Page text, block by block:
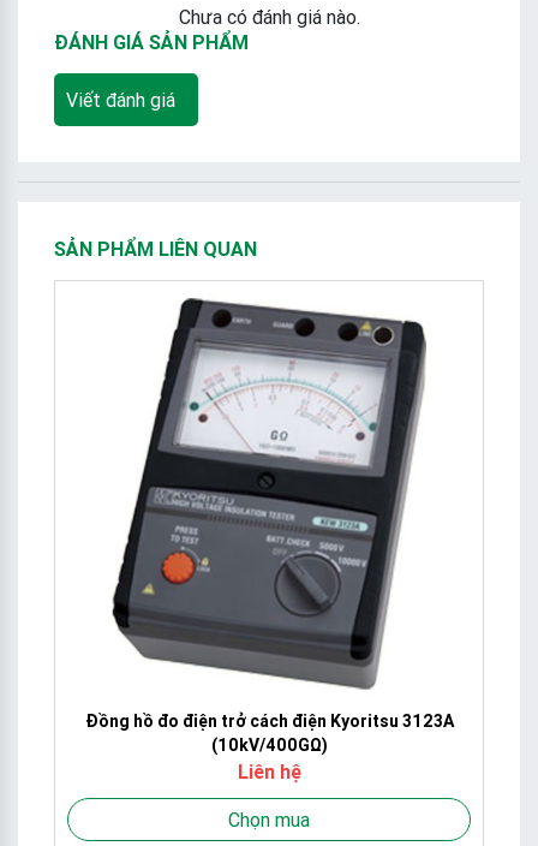
Chưa có đánh giá nào.
ĐÁNH GIÁ SẢN PHẨM
Viết đánh giá
SẢN PHẨM LIÊN QUAN
Đồng hồ đo điện trở cách điện Kyoritsu 3123A
(10kV/400GΩ)
Liên hệ
Chọn mua